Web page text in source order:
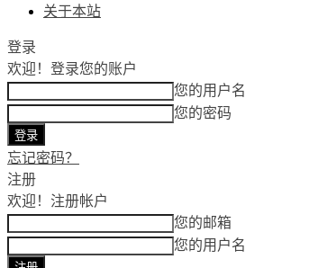
关于本站
登录
欢迎！ 登录您的账户
您的用户名
您的密码
忘记密码？
注册
欢迎！ 注册帐户
您的邮箱
您的用户名